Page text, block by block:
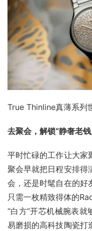
True Thinline真薄系列
去聚会，解锁“静奢老钱
平时忙碌的工作让大家
聚会早就把日程安排得
会，还是时髦自在的好
只需一枚精致得体的
“白方”开芯机械腕表就
易磨损的高科技陶瓷打